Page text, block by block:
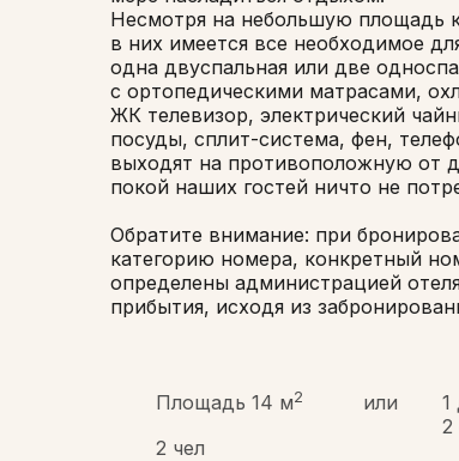
Несмотря на небольшую площадь
в них имеется все необходимое
одна двуспальная или две
с ортопедическими матрасами,
ЖК телевизор, электрический
посуды, сплит-система, фен,
выходят на противоположную от
покой наших гостей ничто не
Обратите внимание: при
категорию номера, конкретный
определены администрацией
прибытия, исходя из
Площадь 14 м2
1
2
или
2 чел